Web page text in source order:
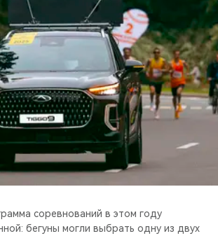
соревнований в этом году
бегуны могли выбрать одну из двух